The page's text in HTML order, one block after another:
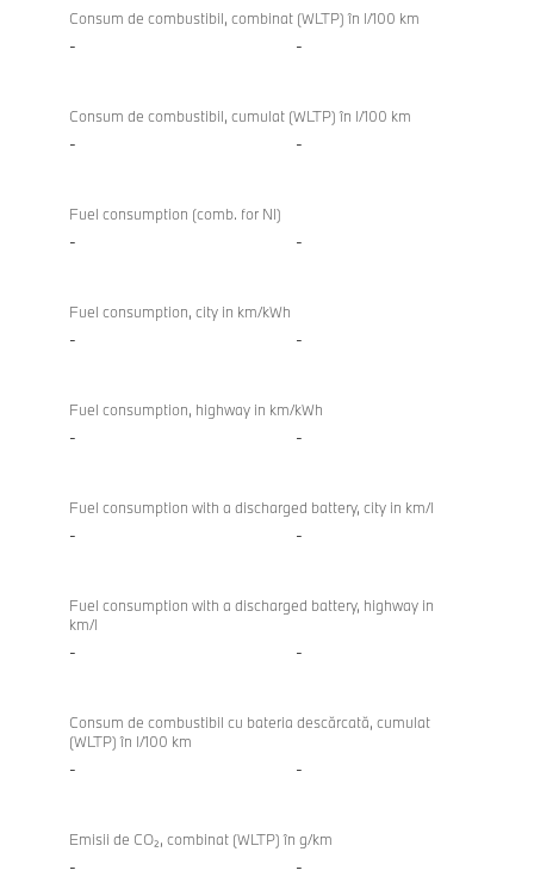
Consum de combustibil, combinat (WLTP) în l/100 km
- -
Consum de combustibil, cumulat (WLTP) în l/100 km
- -
Fuel consumption (comb. for NI)
- -
Fuel consumption, city in km/kWh
- -
Fuel consumption, highway in km/kWh
- -
Fuel consumption with a discharged battery, city in km/l
- -
Fuel consumption with a discharged battery, highway in
km/l
- -
Consum de combustibil cu bateria descărcată, cumulat
(WLTP) în l/100 km
- -
Emisii de CO₂, combinat (WLTP) în g/km
- -